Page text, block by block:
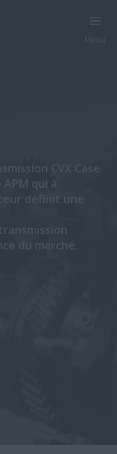
CVX Case
qui à
définit une
du marché.